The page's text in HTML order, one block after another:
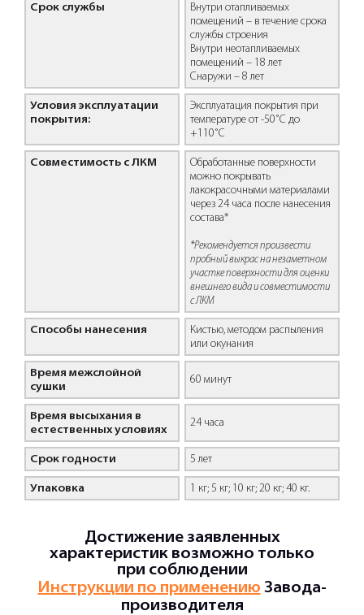
Срок службы
Внутри отапливаемых
помещений – в течение срока
службы строения
Внутри неотапливаемых
помещений – 18 лет
Снаружи – 8 лет
Условия эксплуатации
покрытия:
Эксплуатация покрытия при
температуре от -50˚С до
+110˚С
Совместимость с ЛКМ
Обработанные поверхности
можно покрывать
лакокрасочными материалами
через 24 часа после нанесения
состава*
*Рекомендуется произвести
пробный выкрас на незаметном
участке поверхности для оценки
внешнего вида и совместимости
с ЛКМ
Способы нанесения
Кистью, методом распыления
или окунания
Время межслойной
сушки
60 минут
Время высыхания в
естественных условиях
24 часа
Срок годности 5 лет
Упаковка 1 кг; 5 кг; 10 кг; 20 кг; 40 кг.
Достижение заявленных
характеристик возможно только
при соблюдении
Инструкции по применению Завода-
производителя